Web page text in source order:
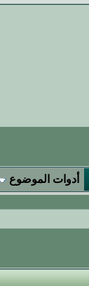
أدوات الموضوع